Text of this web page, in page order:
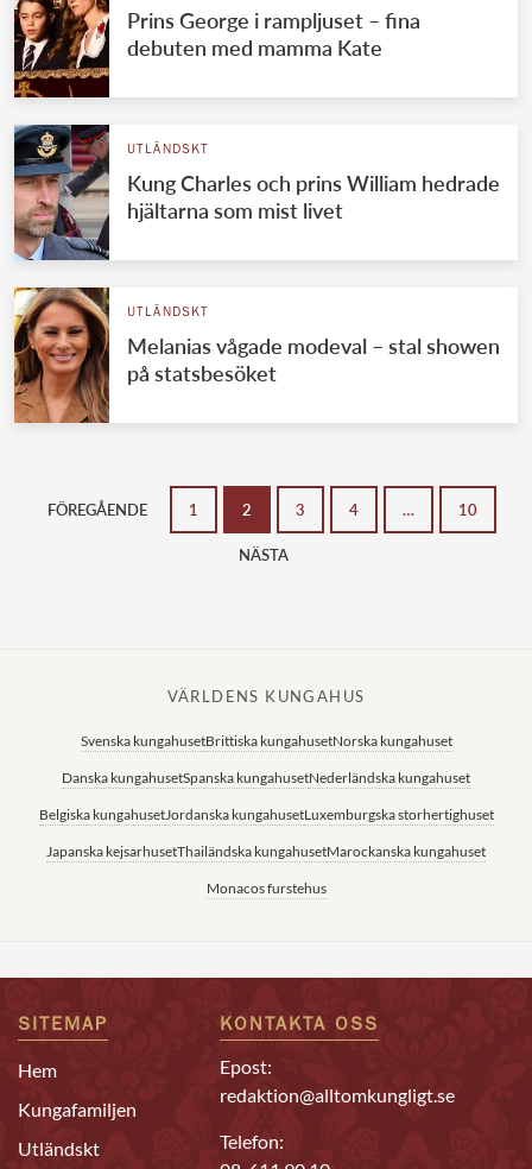
Prins George i rampljuset – fina
debuten med mamma Kate
UTLÄNDSKT
Kung Charles och prins William hedrade
hjältarna som mist livet
UTLÄNDSKT
Melanias vågade modeval – stal showen
på statsbesöket
FÖREGÅENDE 1 2 3 4 … 10
NÄSTA
VÄRLDENS KUNGAHUS
Svenska kungahusetBrittiska kungahusetNorska kungahuset
Danska kungahusetSpanska kungahusetNederländska kungahuset
Belgiska kungahusetJordanska kungahusetLuxemburgska storhertighuset
Japanska kejsarhusetThailändska kungahusetMarockanska kungahuset
Monacos furstehus
SITEMAP
Hem
Kungafamiljen
Utländskt
KONTAKTA OSS
Epost:
redaktion@alltomkungligt.se
Telefon: